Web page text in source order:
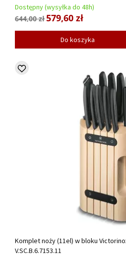
Dostępny (wysyłka do 48h)
644,00 zł579,60 zł
Do koszyka
Komplet noży (11el) w bloku
V.SC.B.6.7153.11